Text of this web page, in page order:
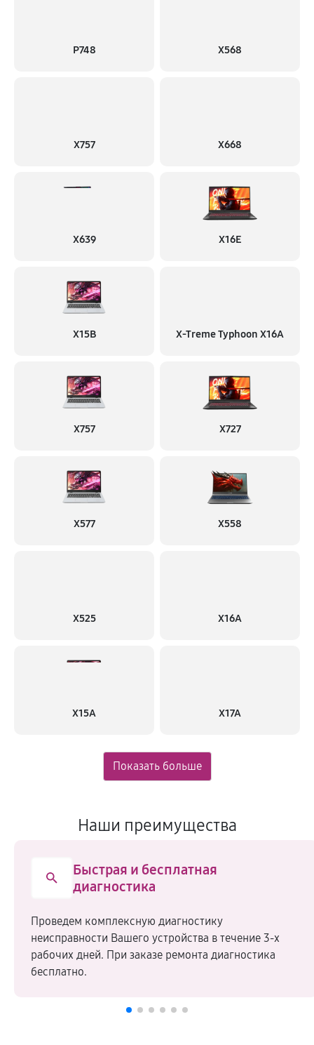
P748 X568
X757 X668
X639 X16E
X15B X-Treme Typhoon X16A
X757 X727
X577 X558
X525 X16A
X15A X17A
Наши преимущества
Быстрая и бесплатная
диагностика
Проведем комплексную диагностику
неисправности Вашего устройства в течение 3-х
рабочих дней. При заказе ремонта диагностика
бесплатно.